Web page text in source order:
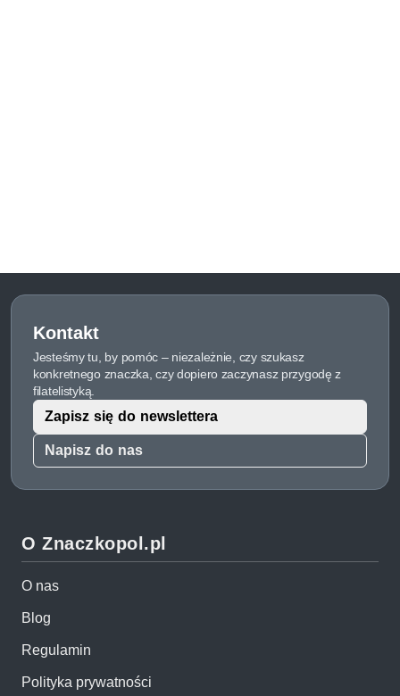
Kontakt
Jesteśmy tu, by pomóc – niezależnie, czy szukasz
konkretnego znaczka, czy dopiero zaczynasz przygodę z
filatelistyką.
Napisz do nas
Zapisz się do newslettera
O Znaczkopol.pl
O nas
Blog
Regulamin
Polityka prywatności